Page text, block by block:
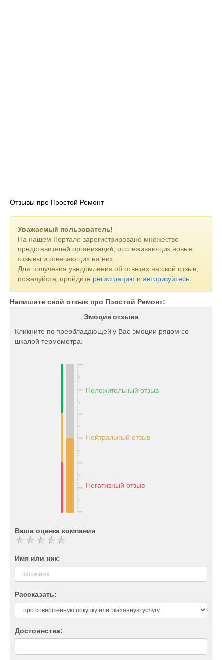
Отзывы про Простой Ремонт
Уважаемый пользователь!
На нашем Портале зарегистрировано множество
представителей организаций, отслеживающих новые
отзывы и отвечающих на них.
Для получения уведомления об ответах на свой отзыв,
пожалуйста, пройдите регистрацию и авторизуйтесь
Напишите свой отзыв про Простой Ремонт:
Эмоция отзыва
Кликните по преобладающей у Вас эмоции рядом со
шкалой термометра.
Положительный отзыв
Нейтральный отзыв
Негативный отзыв
Ваша оценка компании
Имя или ник:
Рассказать:
Достоинства: